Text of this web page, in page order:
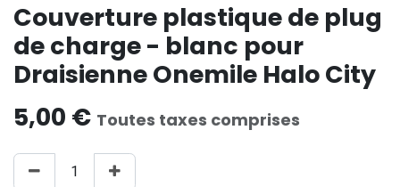
Couverture plastique de plug
de charge - blanc pour
Draisienne Onemile Halo City
5,00 € Toutes taxes comprises